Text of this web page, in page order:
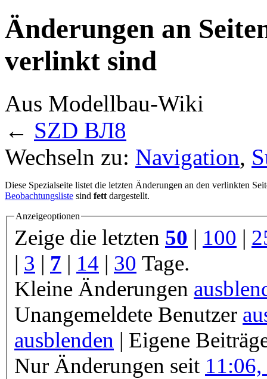
Änderungen an
verlinkt sind
Aus Modellbau-Wiki
← SZD ВЛ8
Wechseln zu: Navigation,
Diese Spezialseite listet die letzten Änderungen an den verlinkten
Beobachtungsliste sind fett dargestellt.
Anzeigeoptionen
Zeige die letzten 50 | 100 |
| 3 | 7 | 14 | 30 Tage.
Kleine Änderungen
Unangemeldete Benutzer
ausblenden | Eigene
Nur Änderungen seit